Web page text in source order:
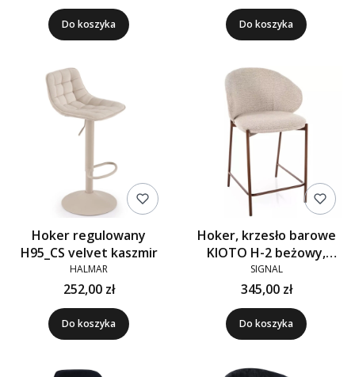
Do koszyka Do koszyka
Hoker regulowany
H95_CS velvet kaszmir
HALMAR
252,00 zł
Do koszyka
Hoker, krzesło barowe
KIOTO H-2 beżowy,
orzechowy
SIGNAL
345,00 zł
Do koszyka